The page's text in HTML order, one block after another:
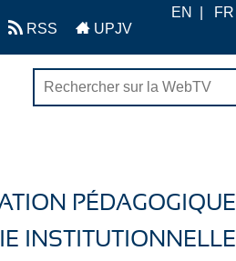
RSS UPJV
EN FR
PÉDAGOGIQUE
INSTITUTIONNELLE